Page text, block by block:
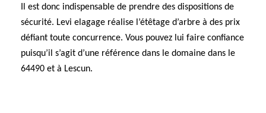
Il est donc indispensable de prendre des dispositions de
sécurité. Levi elagage réalise l’étêtage d’arbre à des prix
défiant toute concurrence. Vous pouvez lui faire confiance
puisqu’il s’agit d’une référence dans le domaine dans le
64490 et à Lescun.